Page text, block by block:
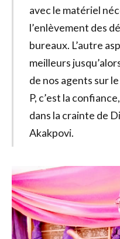
avec le matériel
l’enlèvement des
bureaux. L’autre
meilleurs
de nos agents sur
P, c’est la
dans la crainte de
Akakpovi.